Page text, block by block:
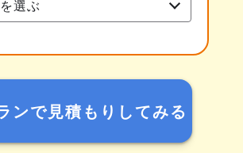
ンで見積もりしてみる